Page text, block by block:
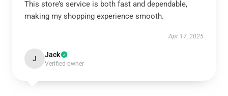
This store’s service is both fast and dependable,
making my shopping experience smooth.
Apr 17, 2025
J Jack
Verified owner